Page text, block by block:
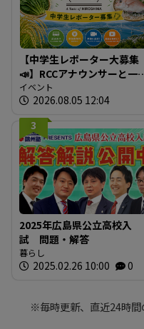
【中学生レポーター大募集
📣】RCCアナウンサーと一
に「広島の食」の現場を取
材しよう！
イベント
2026.08.05 12:04
3
2025年広島県公立高校入
試 問題・解答
暮らし
2025.02.26 10:00 0
※毎時更新、直近24時間